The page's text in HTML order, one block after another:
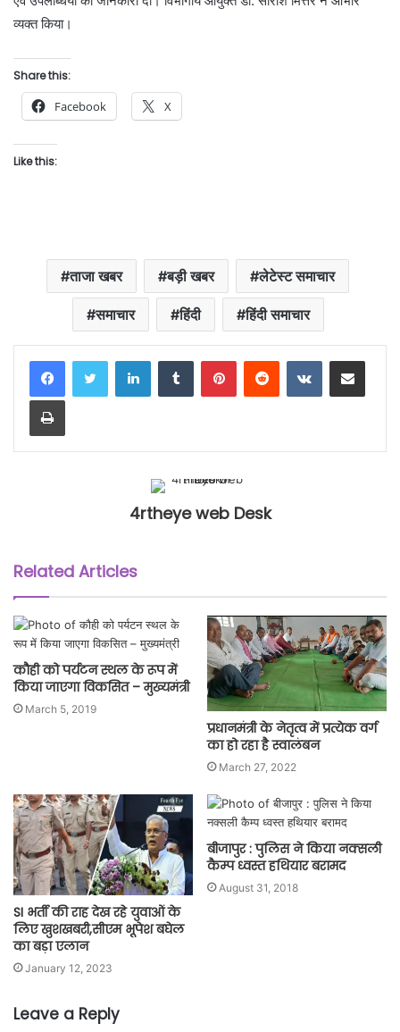
व्यक्त किया।
Share this:
Facebook X
Like this:
ताजा खबर बड़ी खबर लेटेस्ट समाचार
समाचार हिंदी हिंदी समाचार
LinkedInTumblr PinterestReddit VKontakteShare via Email
Print
4rtheye web Desk
Related Articles
कौही को पर्यटन स्थल के रूप में
किया जाएगा विकसित – मुख्यमंत्री
March 5, 2019
प्रधानमंत्री के नेतृत्व में प्रत्येक वर्ग
का हो रहा है स्वालंबन
March 27, 2022
SI भर्ती की राह देख रहे युवाओं के
लिए खुशखबरी,सीएम भूपेश बघेल
का बड़ा एलान
January 12, 2023
बीजापुर : पुलिस ने किया नक्सली
कैम्प ध्वस्त हथियार बरामद
August 31, 2018
Leave a Reply